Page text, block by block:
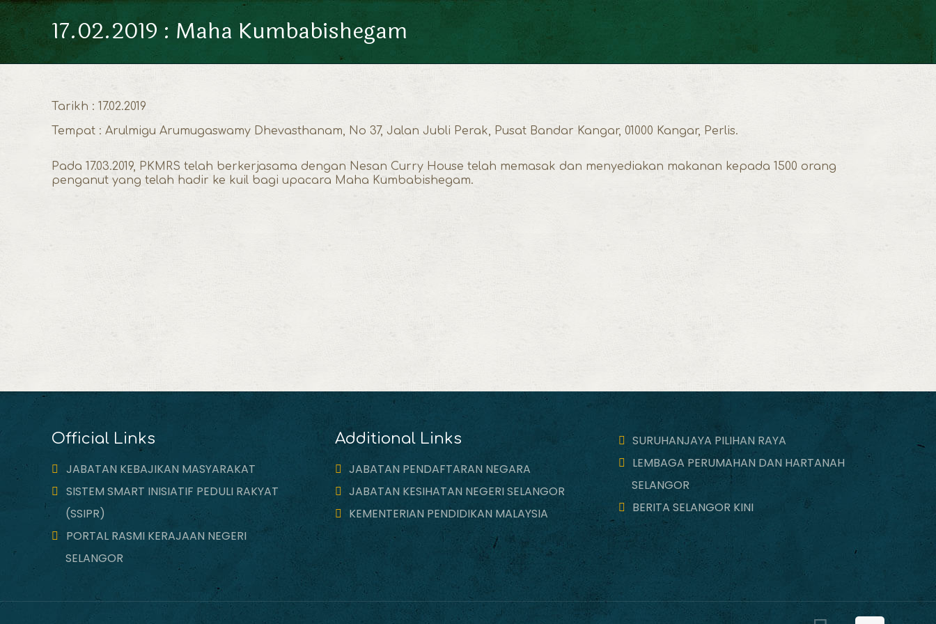
17.02.2019 : Maha Kumbabishegam
Tarikh : 17.02.2019
Tempat : Arulmigu Arumugaswamy Dhevasthanam, No 37, Jalan Jubli Perak, Pusat Bandar Kangar, 01000 Kangar, Perlis.
Pada 17.03.2019, PKMRS telah berkerjasama dengan Nesan Curry House telah memasak dan menyediakan makanan kepada 1500 orang
penganut yang telah hadir ke kuil bagi upacara Maha Kumbabishegam.
Official Links
JABATAN KEBAJIKAN MASYARAKAT
SISTEM SMART INISIATIF PEDULI RAKYAT
(SSIPR)
PORTAL RASMI KERAJAAN NEGERI
SELANGOR
Additional Links
JABATAN PENDAFTARAN NEGARA
JABATAN KESIHATAN NEGERI SELANGOR
KEMENTERIAN PENDIDIKAN MALAYSIA
SURUHANJAYA PILIHAN RAYA
LEMBAGA PERUMAHAN DAN HARTANAH
SELANGOR
BERITA SELANGOR KINI